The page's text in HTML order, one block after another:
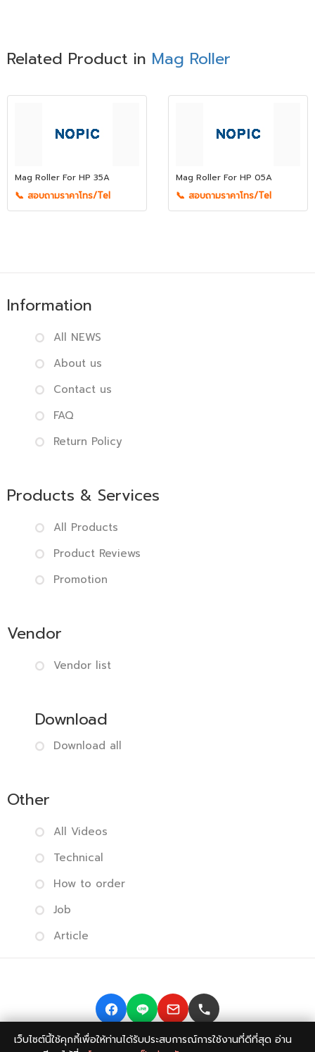
Related Product in Mag Roller
Mag Roller For HP 35A
📞 สอบถามราคาโทร/Tel
Mag Roller For HP 05A
📞 สอบถามราคาโทร/Tel
Information
All NEWS
About us
Contact us
FAQ
Return Policy
Products & Services
All Products
Product Reviews
Promotion
Vendor
Vendor list
Download
Download all
Other
All Videos
Technical
How to order
Job
Article
Copyright © 2014-2026 BISMONPRINT Co.,LTD
Privacy
เว็บไซต์นี้ใช้คุกกี้เพื่อให้ท่านได้รับประสบการณ์การใช้งานที่ดีที่สุด อ่าน